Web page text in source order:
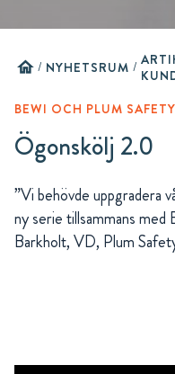
home / NYHETSRUM /
BEWI OCH PLUM SAFETY
Ögonskölj 2.0
”Vi behövde uppgradera
ny serie tillsammans
Barkholt, VD, Plum